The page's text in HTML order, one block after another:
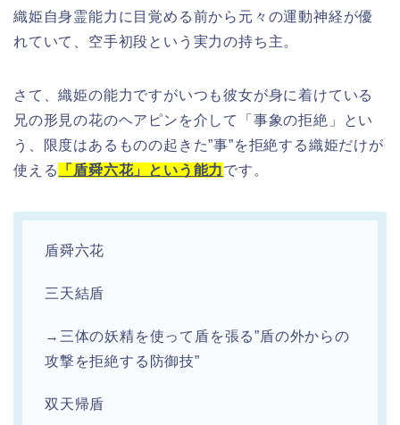
織姫自身霊能力に目覚める前から元々の運動神経が優
れていて、空手初段という実力の持ち主。
さて、織姫の能力ですがいつも彼女が身に着けている
兄の形見の花のヘアピンを介して「事象の拒絶」とい
う、限度はあるものの起きた”事”を拒絶する織姫だけが
使える
「盾舜六花」という能力です。
盾舜六花
三天結盾
→三体の妖精を使って盾を張る”盾の外からの
攻撃を拒絶する防御技”
双天帰盾